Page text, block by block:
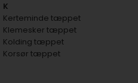
K
Kerteminde tæppet
Klemesker tæppet
Kolding tæppet
Korsør tæppet